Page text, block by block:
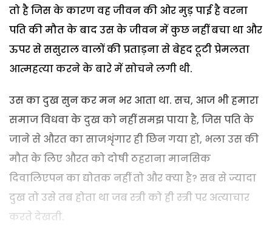
तो है जिस के कारण वह जीवन की ओर मुड़ पाई है वरना
पति की मौत के बाद उस के जीवन में कुछ नहीं बचा था और
ऊपर से ससुराल वालों की प्रताड़ना से बेहद टूटी प्रेमलता
आत्महत्या करने के बारे में सोचने लगी थी.
उस का दुख सुन कर मन भर आता था. सच, आज भी हमारा
समाज विधवा के दुख को नहीं समझ पाया है, जिस पति के
जाने से औरत का साजशृंगार ही छिन गया हो, भला उस की
मौत के लिए औरत को दोषी ठहराना मानसिक
दिवालिएपन का द्योतक नहीं तो और क्या है? सब से ज्यादा
दुख तो उसे तब होता था जब स्त्री को ही स्त्री पर अत्याचार
करते देखती.